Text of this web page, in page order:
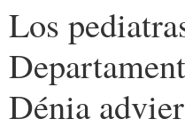
Los
Dénia